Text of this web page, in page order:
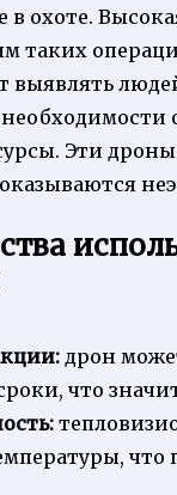
в охоте.
таких
выявлять
Эти
дрон
что